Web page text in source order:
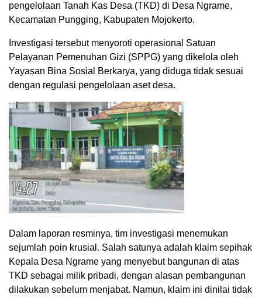
pengelolaan Tanah Kas Desa (TKD) di Desa Ngrame,
Kecamatan Pungging, Kabupaten Mojokerto.
Investigasi tersebut menyoroti operasional Satuan
Pelayanan Pemenuhan Gizi (SPPG) yang dikelola oleh
Yayasan Bina Sosial Berkarya, yang diduga tidak sesuai
dengan regulasi pengelolaan aset desa.
Dalam laporan resminya, tim investigasi menemukan
sejumlah poin krusial. Salah satunya adalah klaim sepihak
Kepala Desa Ngrame yang menyebut bangunan di atas
TKD sebagai milik pribadi, dengan alasan pembangunan
dilakukan sebelum menjabat. Namun, klaim ini dinilai tidak